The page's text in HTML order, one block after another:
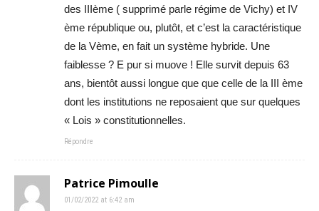
des IIIème ( supprimé parle régime de Vichy) et IV
ème république ou, plutôt, et c’est la caractéristique
de la Vème, en fait un système hybride. Une
faiblesse ? E pur si muove ! Elle survit depuis 63
ans, bientôt aussi longue que que celle de la III ème
dont les institutions ne reposaient que sur quelques
« Lois » constitutionnelles.
Répondre
Patrice Pimoulle
01/02/2022 at 6:42 am